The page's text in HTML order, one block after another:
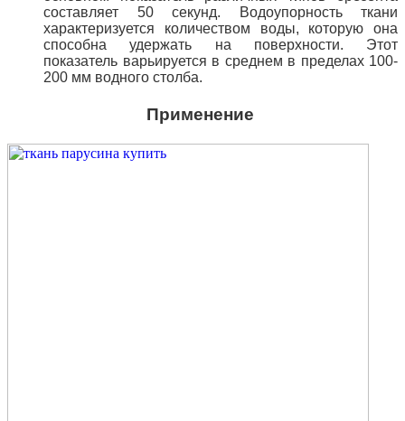
составляет 50 секунд. Водоупорность ткани
характеризуется количеством воды, которую она
способна удержать на поверхности. Этот
показатель варьируется в среднем в пределах 100-
200 мм водного столба.
Применение